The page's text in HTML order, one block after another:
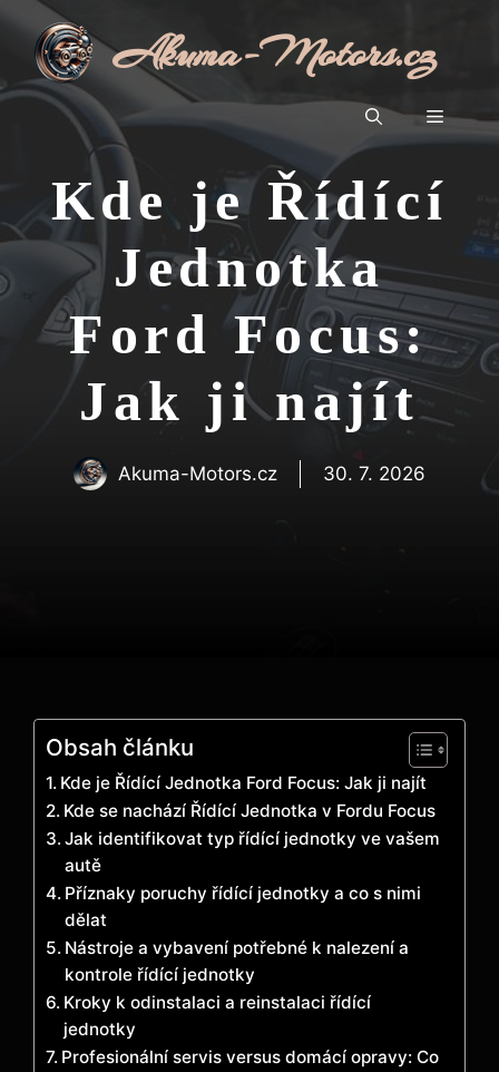
Přeskočit
obsah
Akuma-Motors.cz
Menu
Kde je Řídící
Jednotka
Ford Focus:
Jak ji najít
Akuma-Motors.cz 30. 7. 2026
Obsah článku
Kde je Řídící Jednotka Ford Focus: Jak ji najít
Kde se nachází Řídící Jednotka v Fordu Focus
Jak identifikovat typ řídící jednotky ve vašem
autě
Příznaky poruchy řídící jednotky a co s nimi
dělat
Nástroje a vybavení potřebné k nalezení a
kontrole řídící jednotky
Kroky k odinstalaci a reinstalaci řídící
jednotky
Profesionální servis versus domácí opravy: Co